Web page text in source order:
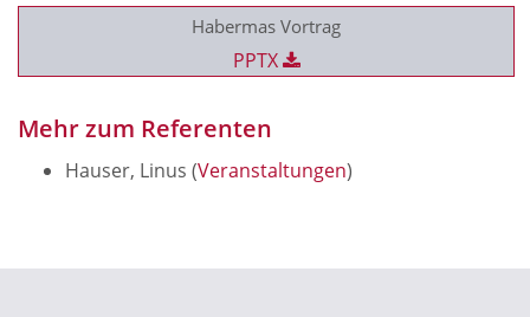
Habermas Vortrag
PPTX
Mehr zum Referenten
Hauser, Linus (Veranstaltungen)